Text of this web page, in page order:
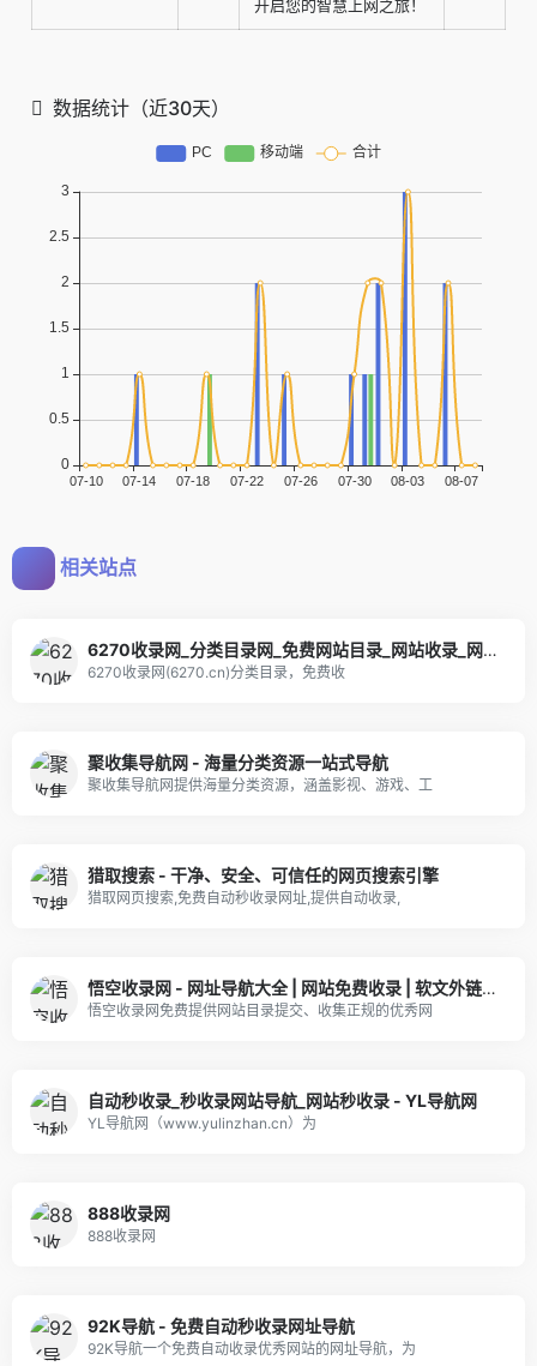
开启您的智慧上网之旅！
数据统计（近30天）
相关站点
6270收录网_分类目录网_免费网站目录_网站收录_网址提交_免费收录网站
6270收录网(6270.cn)分类目录，免费收
聚收集导航网 - 海量分类资源一站式导航
聚收集导航网提供海量分类资源，涵盖影视、游戏、工
猎取搜索 - 干净、安全、可信任的网页搜索引擎
猎取网页搜索,免费自动秒收录网址,提供自动收录,
悟空收录网 - 网址导航大全 | 网站免费收录 | 软文外链发布平台
悟空收录网免费提供网站目录提交、收集正规的优秀网
自动秒收录_秒收录网站导航_网站秒收录 - YL导航网
YL导航网（www.yulinzhan.cn）为
888收录网
888收录网
92K导航 - 免费自动秒收录网址导航
92K导航一个免费自动收录优秀网站的网址导航，为